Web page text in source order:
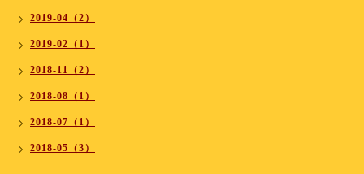
2019-04（2）
2019-02（1）
2018-11（2）
2018-08（1）
2018-07（1）
2018-05（3）